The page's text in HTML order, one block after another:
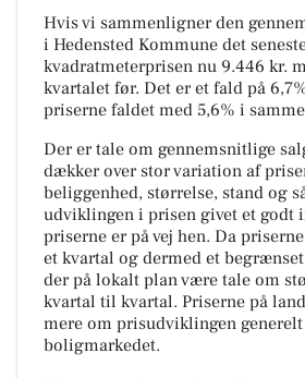
Hvis vi sammenligner den
i Hedensted Kommune det
kvadratmeterprisen nu 9.446 kr.
kvartalet før. Det er et fald på
priserne faldet med 5,6% i
Der er tale om gennemsnitlige
dækker over stor variation af
beliggenhed, størrelse, stand og
udviklingen i prisen givet et godt
priserne er på vej hen. Da
et kvartal og dermed et
der på lokalt plan være tale om
kvartal til kvartal. Priserne på
mere om prisudviklingen
boligmarkedet.